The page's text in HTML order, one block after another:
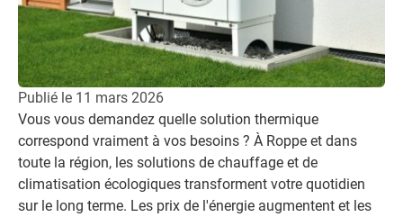
Publié le 11 mars 2026
Vous vous demandez quelle solution thermique
correspond vraiment à vos besoins ? À Roppe et dans
toute la région, les solutions de chauffage et de
climatisation écologiques transforment votre quotidien
sur le long terme. Les prix de l'énergie augmentent et les